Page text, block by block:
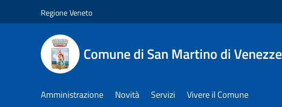
Regione Veneto
Comune di San Martino di Venezze
Amministrazione Novità Servizi Vivere il Comune